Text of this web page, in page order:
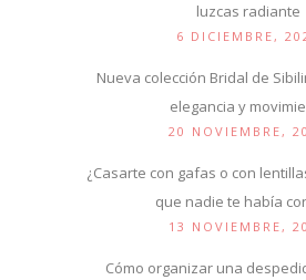
luzcas radiante
6 DICIEMBRE,
Nueva colección Bridal de
elegancia y
20 NOVIEMBRE,
¿Casarte con gafas o con
que nadie te había
13 NOVIEMBRE,
Cómo organizar una